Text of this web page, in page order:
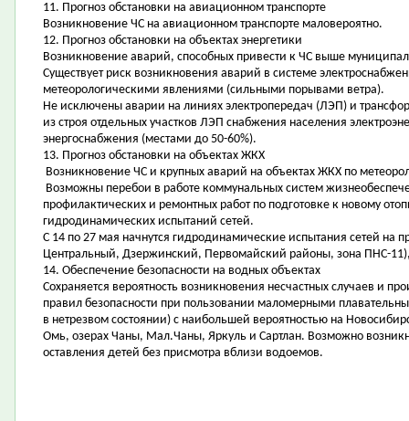
11. Прогноз обстановки на авиационном транспорте
Возникновение ЧС на авиационном транспорте маловероятно.
12. Прогноз обстановки на объектах энергетики
Возникновение аварий, способных привести к ЧС выше
Существует риск возникновения аварий в системе
метеорологическими явлениями (сильными порывами ветра).
Не исключены аварии на линиях электропередач (ЛЭП) и
из строя отдельных участков ЛЭП снабжения населения
энергоснабжения (местами до 50-60%).
13. Прогноз обстановки на объектах ЖКХ
Возникновение ЧС и крупных аварий на объектах ЖКХ по
Возможны перебои в работе коммунальных систем
профилактических и ремонтных работ по подготовке к новому
гидродинамических испытаний сетей.
С 14 по 27 мая начнутся гидродинамические испытания сетей на
Центральный, Дзержинский, Первомайский районы, зона ПНС-
14. Обеспечение безопасности на водных объектах
Сохраняется вероятность возникновения несчастных случаев и
правил безопасности при пользовании маломерными
в нетрезвом состоянии) с наибольшей вероятностью на
Омь, озерах Чаны, Мал.Чаны, Яркуль и Сартлан. Возможно
оставления детей без присмотра вблизи водоемов.